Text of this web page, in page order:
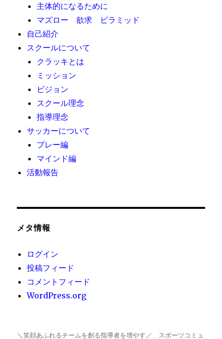
主体的になるために
マズロー 欲求 ピラミッド
自己紹介
スクールについて
クラッキとは
ミッション
ビジョン
スクール理念
指導理念
サッカーについて
プレー編
マインド編
活動報告
メタ情報
ログイン
投稿フィード
コメントフィード
WordPress.org
＼笑顔あふれるチームを創る指導者を増やす／ スポーツコミュ